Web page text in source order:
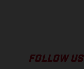
FOLLOW US